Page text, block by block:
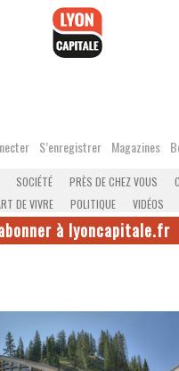
S’enregistrer Magazines
SOCIÉTÉ PRÈS DE CHEZ VOUS
DE VIVRE
POLITIQUE VIDÉOS
à lyoncapitale.fr